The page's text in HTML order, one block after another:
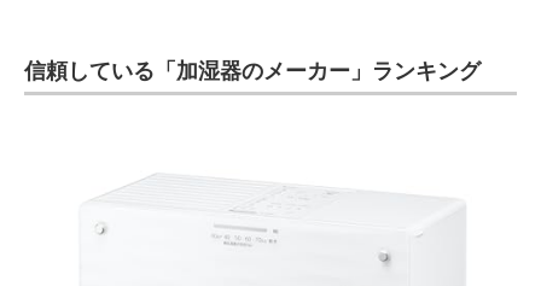
信頼している「加湿器のメーカー」ランキング